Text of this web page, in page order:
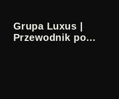
Grupa Luxus |
Przewodnik po